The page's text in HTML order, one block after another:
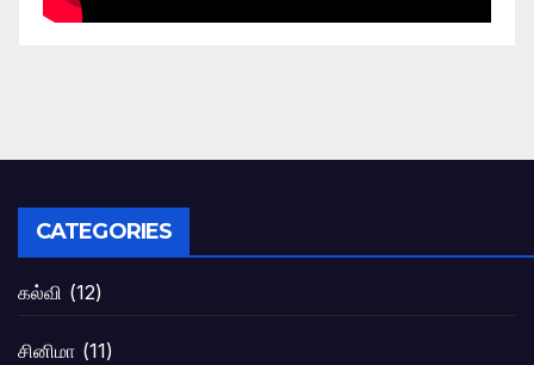
CATEGORIES
கல்வி (12)
சினிமா (11)